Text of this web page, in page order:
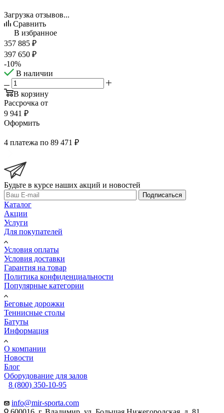
Загрузка отзывов...
Сравнить
В избранное
357 885 ₽
397 650 ₽
-10%
В наличии
В корзину
Рассрочка от
9 941 ₽
Оформить
4 платежа по 89 471 ₽
Будьте в курсе наших акций и новостей
Подписаться
Каталог
Акции
Услуги
Для покупателей
Условия оплаты
Условия доставки
Гарантия на товар
Политика конфиденциальности
Популярные категории
Беговые дорожки
Теннисные столы
Батуты
Информация
О компании
Новости
Блог
Оборудование для залов
8 (800) 350-10-95
info@mir-sporta.com